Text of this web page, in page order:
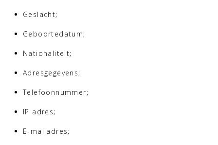
Geslacht;
Geboortedatum;
Nationaliteit;
Adresgegevens;
Telefoonnummer;
IP adres;
E-mailadres;